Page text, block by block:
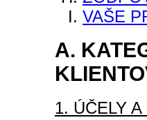
VAŠE
A.
1. ÚČELY